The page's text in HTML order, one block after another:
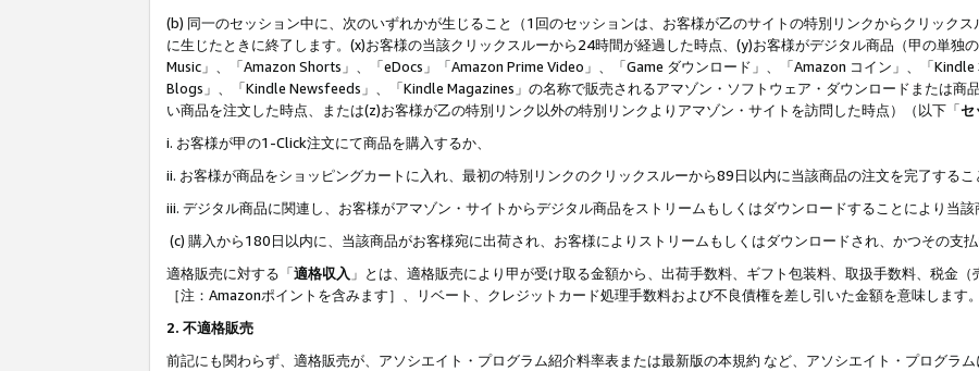
(b) 同一のセッション中に、次のいずれかが生じること（1回のセッションは、お客様が乙のサイトの特別リンクからクリック
に生じたときに終了します。(x)お客様の当該クリックスルーから24時間が経過した時点、(y)お客様がデジタル商品（甲の単独
Music」、「Amazon Shorts」、「eDocs」「Amazon Prime Video」、「Game ダウンロード」、「Amazon コイン」、「
Blogs」、「Kindle Newsfeeds」、「Kindle Magazines」の名称で販売されるアマゾン・ソフトウェア・ダウンロードまたは商
い商品を注文した時点、または(z)お客様が乙の特別リンク以外の特別リンクよりアマゾン・サイトを訪問した時点）（以下「セ
i. お客様が甲の1-Click注文にて商品を購入するか、
ii. お客様が商品をショッピングカートに入れ、最初の特別リンクのクリックスルーから89日以内に当該商品の注文を完了する
iii. デジタル商品に関連し、お客様がアマゾン・サイトからデジタル商品をストリームもしくはダウンロードすることにより当該
(c) 購入から180日以内に、当該商品がお客様宛に出荷され、お客様によりストリームもしくはダウンロードされ、かつその支払
適格販売に対する「適格収入 」とは、適格販売により甲が受け取る金額から、出荷手数料、ギフト包装料、取扱手数料、税金
［注：Amazonポイントを含みます］、リベート、クレジットカード処理手数料および不良債権を差し引いた金額を意味します。
2. 不適格販売
前記にも関わらず、適格販売が、アソシエイト・プログラム紹介料率表または最新版の本規約 など、アソシエイト・プログラ